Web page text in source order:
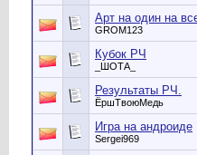
Арт на один на
GROM123
Кубок РЧ
_ШОТА_
Результаты РЧ.
ЁршТвоюМедь
Игра на андроиде
Sergei969